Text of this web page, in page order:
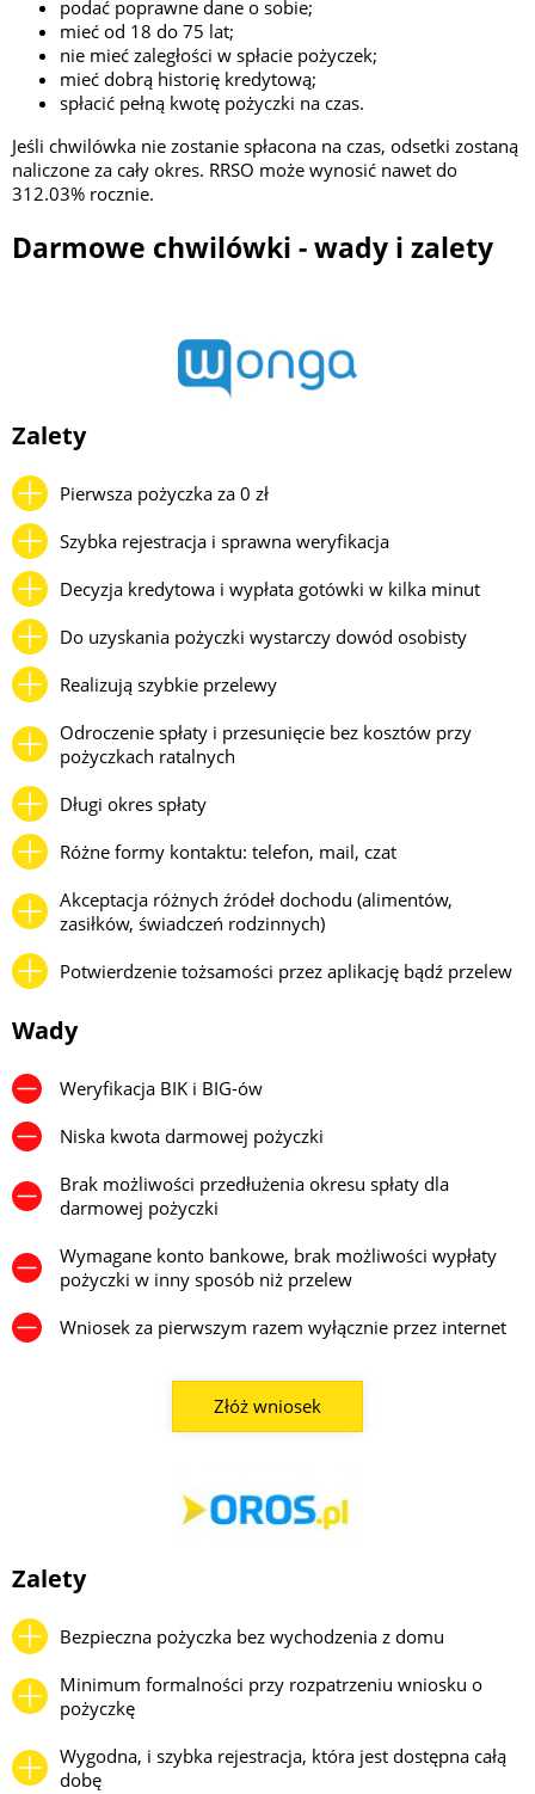
podać poprawne dane o sobie;
mieć od 18 do 75 lat;
nie mieć zaległości w spłacie pożyczek;
mieć dobrą historię kredytową;
spłacić pełną kwotę pożyczki na czas.
Jeśli chwilówka nie zostanie spłacona na czas, odsetki zostaną
naliczone za cały okres. RRSO może wynosić nawet do
312.03% rocznie.
Darmowe chwilówki - wady i zalety
Zalety
Pierwsza pożyczka za 0 zł
Szybka rejestracja i sprawna weryfikacja
Decyzja kredytowa i wypłata gotówki w kilka minut
Do uzyskania pożyczki wystarczy dowód osobisty
Realizują szybkie przelewy
Odroczenie spłaty i przesunięcie bez kosztów przy
pożyczkach ratalnych
Długi okres spłaty
Różne formy kontaktu: telefon, mail, czat
Akceptacja różnych źródeł dochodu (alimentów,
zasiłków, świadczeń rodzinnych)
Potwierdzenie tożsamości przez aplikację bądź przelew
Wady
Weryfikacja BIK i BIG-ów
Niska kwota darmowej pożyczki
Brak możliwości przedłużenia okresu spłaty dla
darmowej pożyczki
Wymagane konto bankowe, brak możliwości wypłaty
pożyczki w inny sposób niż przelew
Wniosek za pierwszym razem wyłącznie przez internet
Złóż wniosek
Zalety
Bezpieczna pożyczka bez wychodzenia z domu
Minimum formalności przy rozpatrzeniu wniosku o
pożyczkę
Wygodna, i szybka rejestracja, która jest dostępna całą
dobę